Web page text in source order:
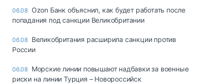
06.08 Ozon Банк объяснил, как будет работать после
попадания под санкции Великобритании
06.08 Великобритания расширила санкции против
России
06.08 Морские линии повышают надбавки за военные
риски на линии Турция – Новороссийск